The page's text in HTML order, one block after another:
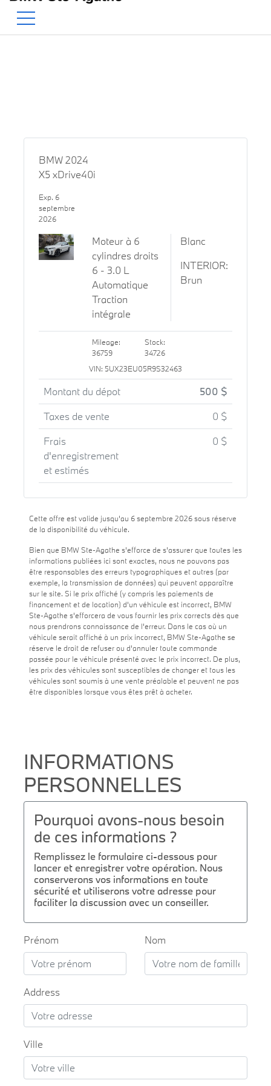
BMW 2024
X5 xDrive40i
Exp. 6
septembre
2026
Moteur à 6
cylindres droits
6 - 3.0 L
Automatique
Traction
intégrale
Blanc
INTERIOR:
Brun
Mileage:
36759
Stock:
34726
VIN: 5UX23EU05R9S32463
Montant du dépot
500 $
Taxes de vente
0 $
Frais
d'enregistrement
et estimés
0 $
Cette offre est valide jusqu'au 6 septembre 2026 sous réserve
de la disponibilité du véhicule.
Bien que BMW Ste-Agathe s'efforce de s'assurer que toutes les
informations publiées ici sont exactes, nous ne pouvons pas
être responsables des erreurs typographiques et autres (par
exemple, la transmission de données) qui peuvent apparaître
sur le site. Si le prix affiché (y compris les paiements de
financement et de location) d'un véhicule est incorrect, BMW
Ste-Agathe s'efforcera de vous fournir les prix corrects dès que
nous prendrons connaissance de l'erreur. Dans le cas où un
véhicule serait affiché à un prix incorrect, BMW Ste-Agathe se
réserve le droit de refuser ou d'annuler toute commande
passée pour le véhicule présenté avec le prix incorrect. De plus,
les prix des véhicules sont susceptibles de changer et tous les
véhicules sont soumis à une vente préalable et peuvent ne pas
être disponibles lorsque vous êtes prêt à acheter.
INFORMATIONS
PERSONNELLES
Pourquoi avons-nous besoin
de ces informations ?
Remplissez le formulaire ci-dessous pour
lancer et enregistrer votre opération. Nous
conserverons vos informations en toute
sécurité et utiliserons votre adresse pour
faciliter la discussion avec un conseiller.
Prénom Nom
Address
Ville